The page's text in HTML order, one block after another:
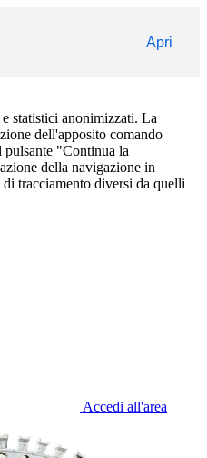
Apri
statistici anonimizzati. La
dell'apposito comando
"Continua la
della navigazione in
tracciamento diversi da quelli
Accedi all'area